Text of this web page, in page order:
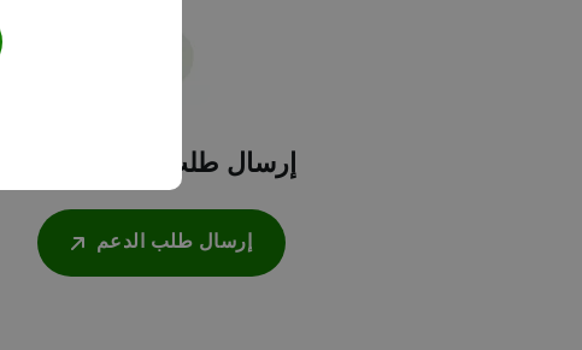
إرسال طلب الدعم الفني
إرسال طلب الدعم